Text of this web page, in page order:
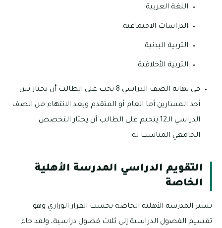
اللغة العربية.
الدراسات الاجتماعية.
التربية البدنية.
التربية الأخلاقية.
في نهاية الصف الدراسي 8 يجب على الطالب أن يختار بين
أحد المسارين أما العام أو المتقدم وبعد الانتهاء من الصف
الدراسي الـ12 يتحتم على الطالب أن يختار التخصص
الجامعي المناسب له..
التقويم الدراسي المدرسة الأهلية
الخاصة
تسير المدرسة الأهلية الخاصة بحسب القرار الوزاري وهو
تقسيم الفصول الدراسية إلى ثلاث فصول دراسية، ولقد جاء